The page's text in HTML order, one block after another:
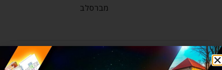
מברסלב
פורים